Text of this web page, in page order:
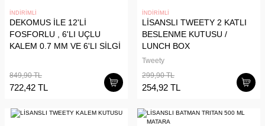
İNDİRİMLİ
DEKOMUS İLE 12'Lİ
FOSFORLU , 6'LI UÇLU
KALEM 0.7 MM VE 6'LI SİLGİ
849,90 TL
722,42 TL
İNDİRİMLİ
LİSANSLI TWEETY 2 KATLI
BESLENME KUTUSU /
LUNCH BOX
Tweety
299,90 TL
254,92 TL